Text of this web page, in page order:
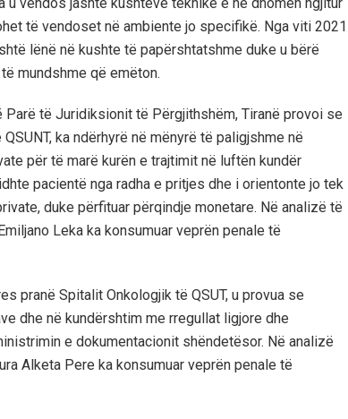
të vendoset në ambiente jo specifikë. Nga viti 2021
lënë në kushte të papërshtatshme duke u bërë
mundshme që emëton.
të Juridiksionit të Përgjithshëm, Tiranë provoi se
ka ndërhyrë në mënyrë të paligjshme në
për të marë kurën e trajtimit në luftën kundër
pacientë nga radha e pritjes dhe i orientonte jo tek
duke përfituar përqindje monetare. Në analizë të
Leka ka konsumuar veprën penale të
pranë Spitalit Onkologjik të QSUT, u provua se
dhe në kundërshtim me rregullat ligjore dhe
e dokumentacionit shëndetësor. Në analizë
Alketa Pere ka konsumuar veprën penale të